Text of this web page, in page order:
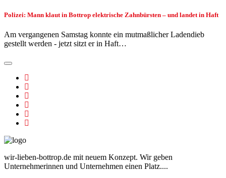
Polizei: Mann klaut in Bottrop elektrische Zahnbürsten – und landet in Haft
Am vergangenen Samstag konnte ein mutmaßlicher Ladendieb
gestellt werden - jetzt sitzt er in Haft…
wir-lieben-bottrop.de mit neuem Konzept. Wir geben
Unternehmerinnen und Unternehmen einen Platz....